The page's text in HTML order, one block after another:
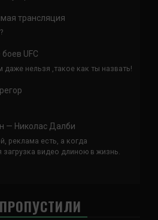
трансляция
UFC
даже нельзя ,такое как ты назвать!
— Николас Далби
реклама есть, а когда
загрузка видео длиною в жизнь.